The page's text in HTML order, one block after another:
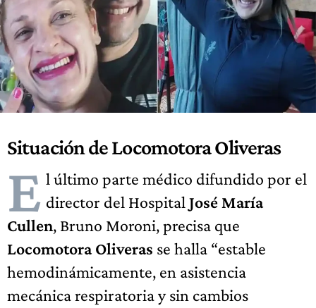
Situación deLocomotora Oliveras
E l último parte médico difundido por el
director del Hospital José María
Cullen, Bruno Moroni, precisa que
Locomotora Oliveras se halla “estable
hemodinámicamente, en asistencia
mecánica respiratoria y sin cambios